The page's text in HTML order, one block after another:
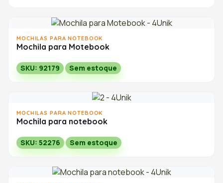
MOCHILAS PARA NOTEBOOK
Mochila para Motebook
SKU: 92179 Sem estoque
MOCHILAS PARA NOTEBOOK
Mochila para notebook
SKU: 52276 Sem estoque